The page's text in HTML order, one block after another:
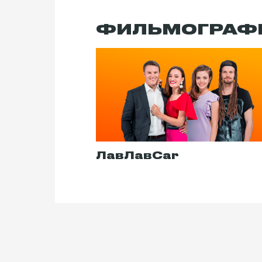
ЛавЛавCar